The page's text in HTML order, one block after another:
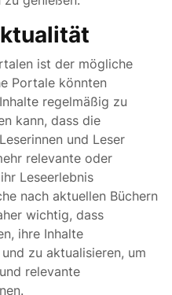
ist der mögliche
Portale könnten
regelmäßig zu
kann, dass die
und Leser
relevante oder
Leseerlebnis
nach aktuellen Büchern
wichtig, dass
ihre Inhalte
zu aktualisieren, um
relevante